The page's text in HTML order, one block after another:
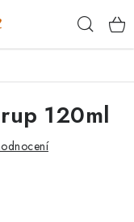
120ml